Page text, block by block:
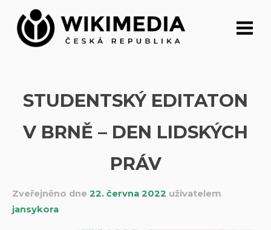
Přeskočit
obsah
STUDENTSKÝ EDITATON
V BRNĚ – DEN LIDSKÝCH
PRÁV
Zveřejněno dne 22. června 2022 uživatelem
jansykora